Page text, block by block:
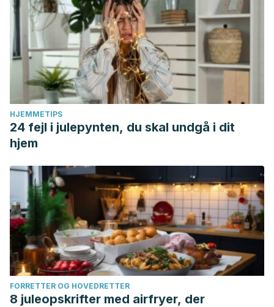
HJEMMETIPS
24 fejl i julepynten, du skal undgå i dit
hjem
FORRETTER OG HOVEDRETTER
8 juleopskrifter med airfryer, der